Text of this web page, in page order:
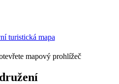
mapový prohlížeč